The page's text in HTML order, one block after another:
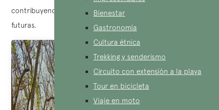
Bienestar
Gastronomía
Cultura étnica
Trekking y senderismo
Circuito con extensión a la playa
Tour en bicicleta
Viaje en moto
contribuyendo a su conservación para las generaciones
futuras.